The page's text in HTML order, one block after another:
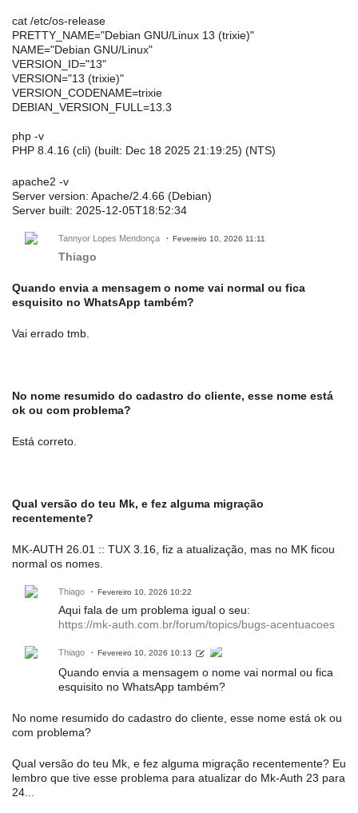
cat /etc/os-release
PRETTY_NAME="Debian GNU/Linux 13 (trixie)"
NAME="Debian GNU/Linux"
VERSION_ID="13"
VERSION="13 (trixie)"
VERSION_CODENAME=trixie
DEBIAN_VERSION_FULL=13.3
php -v
PHP 8.4.16 (cli) (built: Dec 18 2025 21:19:25) (NTS)
apache2 -v
Server version: Apache/2.4.66 (Debian)
Server built: 2025-12-05T18:52:34
Tannyor Lopes Mendonça Fevereiro 10, 2026 11:11
Thiago
Quando envia a mensagem o nome vai normal ou fica
esquisito no WhatsApp também?
Vai errado tmb.
No nome resumido do cadastro do cliente, esse nome está
ok ou com problema?
Está correto.
Qual versão do teu Mk, e fez alguma migração
recentemente?
MK-AUTH 26.01 :: TUX 3.16, fiz a atualização, mas no MK ficou
normal os nomes.
Thiago Fevereiro 10, 2026 10:22
Aqui fala de um problema igual o seu:
https://mk-auth.com.br/forum/topics/bugs-acentuacoes
Thiago Fevereiro 10, 2026 10:13
Quando envia a mensagem o nome vai normal ou fica
esquisito no WhatsApp também?
No nome resumido do cadastro do cliente, esse nome está ok ou
com problema?
Qual versão do teu Mk, e fez alguma migração recentemente? Eu
lembro que tive esse problema para atualizar do Mk-Auth 23 para
24...